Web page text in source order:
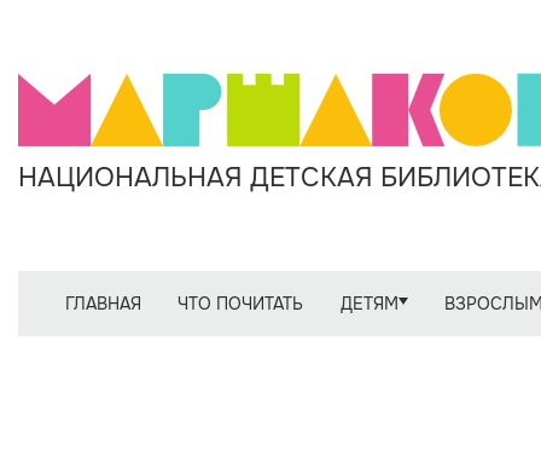
НАЦИОНАЛЬНАЯ ДЕТСКАЯ
ГЛАВНАЯ ЧТО ПОЧИТАТЬ ДЕТЯМ